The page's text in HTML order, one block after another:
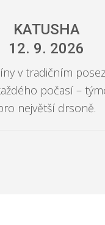
KATUSHA
12. 9. 2026
v tradičním
počasí –
největší drsoně.